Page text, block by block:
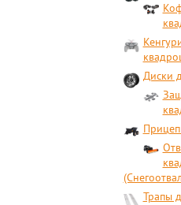
Диски
Трапы